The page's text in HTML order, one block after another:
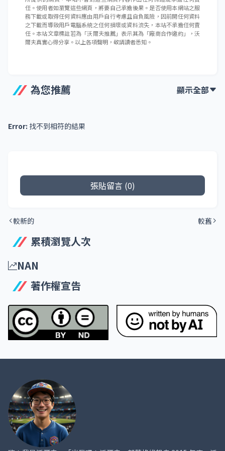
得，整體操作簡單直覺，透過專屬 App 輕鬆將
憶具象化的情緒價值，根本讓人重新愛上沖印
與編排的過程。它不只是一台印表機，更是說
了？
FUJIFILM instax Link WIDE
FUJIFILM Taiwan 恆昶實業
富士相機Fujifilm Taiwan
FUJIFILM Line 客服平台
馬上訂購 FUJIFILM instax Link WIDE